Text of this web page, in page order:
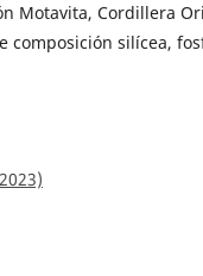
Motavita, Cordillera
composición silícea,